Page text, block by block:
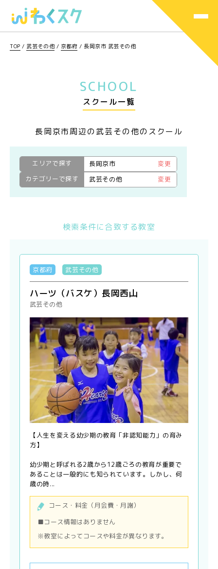
TOP / 武芸その他 / 京都府 / 長岡京市 武芸その他
SCHOOL
スクール一覧
長岡京市周辺の武芸その他のスクール
エリアで探す 長岡京市
変更
カテゴリーで探す
武芸その他 変更
検索条件に合致する教室
京都府 武芸その他
ハーツ（バスケ）長岡西山
武芸その他
【人生を変える幼少期の教育「非認知能力」の育み
方】
幼少期と呼ばれる2歳から12歳ごろの教育が重要で
あることは一般的にも知られています。しかし、何
歳の時...
コース・料金（月会費・月謝）
■コース情報はありません
※教室によってコースや料金が異なります。